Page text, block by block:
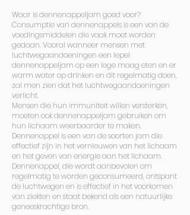
Waar is dennenappeljam goed voor?
Consumptie van dennenappels is een van de
voedingsmiddelen die vaak moet worden
gedaan. Vooral wanneer mensen met
luchtwegaandoeningen een lepel
dennenappeljam op een lege maag eten en er
warm water op drinken en dit regelmatig doen,
zal men zien dat het luchtwegaandoeningen
verlicht.
Mensen die hun immuniteit willen versterken,
moeten ook dennenappeljam gebruiken om
hun lichaam weerbaarder te maken.
Dennenappel is een van de soorten jam die
effectief zijn in het vernieuwen van het lichaam
en het geven van energie aan het lichaam.
Dennenappel, die wordt aanbevolen om
regelmatig te worden geconsumeerd, ontspant
de luchtwegen en is effectief in het voorkomen
van ziekten en staat bekend als een natuurlijke
geneeskrachtige bron.